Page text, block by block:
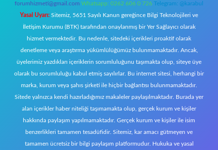
forumhizmeti@gmail.com Whatsapp: 0262 606 0 726 Telegram: @karabul
Yasal Uyarı: Sitemiz, 5651 Sayılı Kanun gereğince Bilgi Teknolojileri ve
İletişim Kurumu (BTK) tarafından onaylanmış bir Yer Sağlayıcı olarak
hizmet vermektedir. Bu nedenle, sitedeki içerikleri proaktif olarak
denetleme veya araştırma yükümlülüğümüz bulunmamaktadır. Ancak,
üyelerimiz yazdıkları içeriklerin sorumluluğunu taşımakta olup, siteye üye
olarak bu sorumluluğu kabul etmiş sayılırlar. Bu internet sitesi, herhangi bir
marka, kurum veya şahıs şirketi ile hiçbir bağlantısı bulunmamaktadır.
Sitede yalnızca kendi hazırladığımız makaleler paylaşılmaktadır. Burada yer
alan içerikler haber niteliği taşımamakta olup, gerçek kurum ve kişiler
hakkında paylaşım yapılmamaktadır. Gerçek kurum ve kişiler ile isim
benzerlikleri tamamen tesadüfidir. Sitemiz, kar amacı gütmeyen ve
tamamen ücretsiz bir bilgi paylaşım platformudur. Hukuka ve yasal